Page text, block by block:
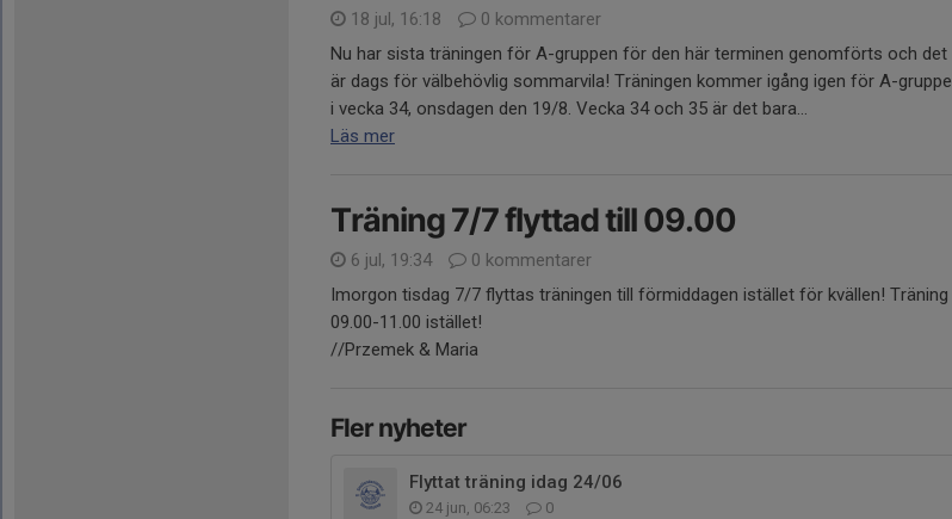
18 jul, 16:18
0 kommentarer
Nu har sista träningen för A-gruppen för den här terminen genomförts och det
är dags för välbehövlig sommarvila! Träningen kommer igång igen för A-
i vecka 34, onsdagen den 19/8. Vecka 34 och 35 är det bara...
Läs mer
Träning 7/7 flyttad till 09.00
6 jul, 19:34
0 kommentarer
Imorgon tisdag 7/7 flyttas träningen till förmiddagen istället för kvällen! Träning
09.00-11.00 istället!
//Przemek & Maria
Fler nyheter
Flyttat träning idag 24/06
24 jun, 06:23 0